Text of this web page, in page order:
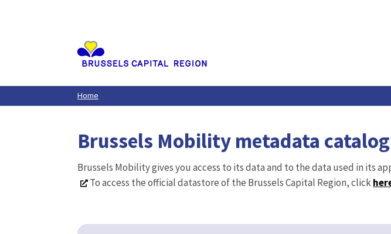
Home
Brussels Mobility metadata
Brussels Mobility gives you access to its data and to the data used in its
To access the official datastore of the Brussels Capital Region, click